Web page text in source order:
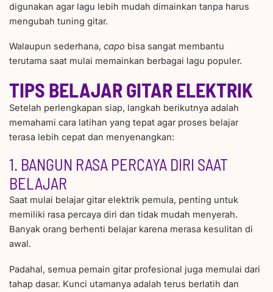
digunakan agar lagu lebih mudah dimainkan tanpa harus
mengubah tuning gitar.
Walaupun sederhana, capo bisa sangat membantu
terutama saat mulai memainkan berbagai lagu populer.
TIPS BELAJAR GITAR ELEKTRIK
Setelah perlengkapan siap, langkah berikutnya adalah
memahami cara latihan yang tepat agar proses belajar
terasa lebih cepat dan menyenangkan:
1. BANGUN RASA PERCAYA DIRI SAAT
BELAJAR
Saat mulai belajar gitar elektrik pemula, penting untuk
memiliki rasa percaya diri dan tidak mudah menyerah.
Banyak orang berhenti belajar karena merasa kesulitan di
awal.
Padahal, semua pemain gitar profesional juga memulai dari
tahap dasar. Kunci utamanya adalah terus berlatih dan